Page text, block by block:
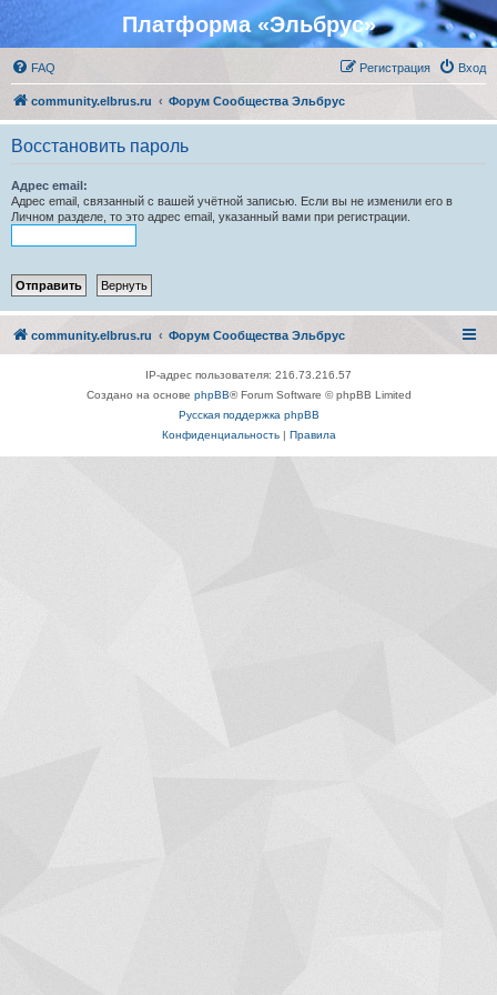
Платформа «Эльбрус»
FAQ Вход
Регистрация
community.elbrus.ru Форум Сообщества Эльбрус
Восстановить пароль
Адрес email:
Адрес email, связанный с вашей учётной записью. Если вы не изменили его в
Личном разделе, то это адрес email, указанный вами при регистрации.
community.elbrus.ru Форум Сообщества Эльбрус
IP-адрес пользователя: 216.73.216.57
Создано на основе phpBB® Forum Software © phpBB Limited
Русская поддержка phpBB
Конфиденциальность| Правила